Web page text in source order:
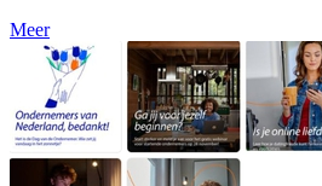
Meer